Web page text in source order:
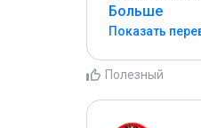
Больше
Показать
Полезный